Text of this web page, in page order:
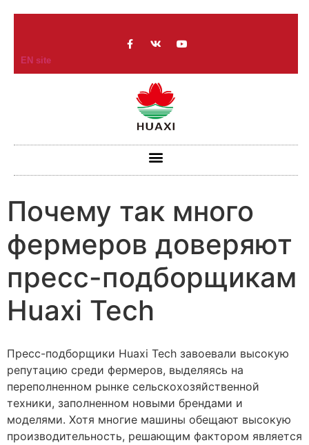
EN site
Почему так много
фермеров доверяют
пресс-подборщикам
Huaxi Tech
Пресс-подборщики Huaxi Tech завоевали высокую
репутацию среди фермеров, выделяясь на
переполненном рынке сельскохозяйственной
техники, заполненном новыми брендами и
моделями. Хотя многие машины обещают высокую
производительность, решающим фактором является